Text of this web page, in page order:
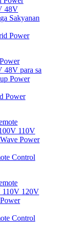
Power
Power
Control
Control